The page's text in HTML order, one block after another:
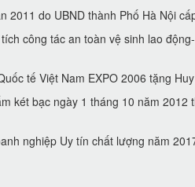
do UBND thành Phố Hà Nội
công tác an toàn vệ sinh lao
tế Việt Nam EXPO 2006 tặng
bạc ngày 1 tháng 10 năm
nghiệp Uy tín chất lượng năm